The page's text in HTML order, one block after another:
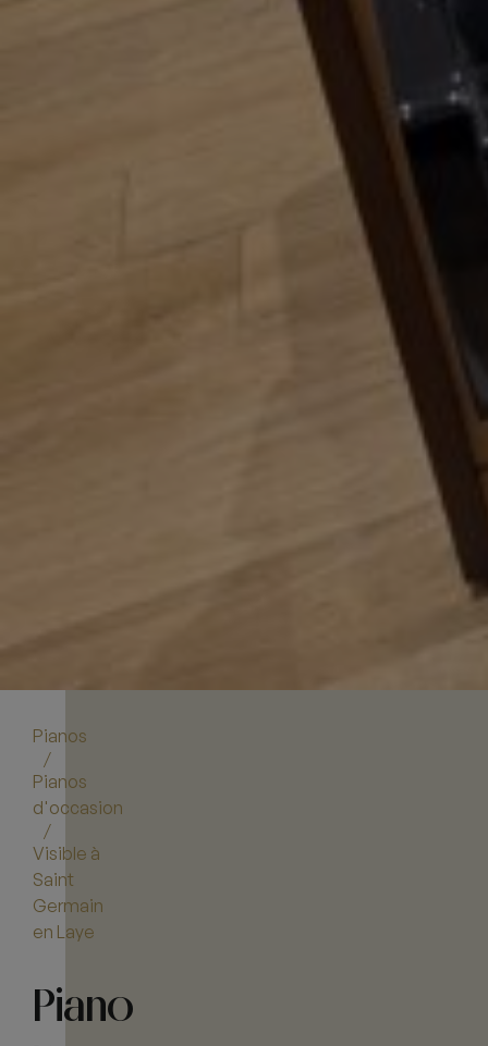
Pianos
/
Pianos
d'occasion
/
Visible à
Saint
Germain
en Laye
Piano